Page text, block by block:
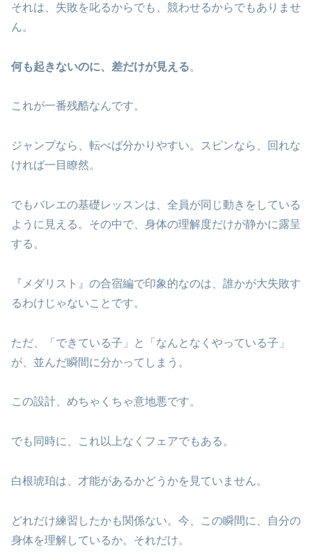
それは、失敗を叱るからでも、競わせるからでもありませ
ん。
何も起きないのに、差だけが見える。
これが一番残酷なんです。
ジャンプなら、転べば分かりやすい。スピンなら、回れな
ければ一目瞭然。
でもバレエの基礎レッスンは、全員が同じ動きをしている
ように見える。その中で、身体の理解度だけが静かに露呈
する。
『メダリスト』の合宿編で印象的なのは、誰かが大失敗す
るわけじゃないことです。
ただ、「できている子」と「なんとなくやっている子」
が、並んだ瞬間に分かってしまう。
この設計、めちゃくちゃ意地悪です。
でも同時に、これ以上なくフェアでもある。
白根琥珀は、才能があるかどうかを見ていません。
どれだけ練習したかも関係ない。今、この瞬間に、自分の
身体を理解しているか。それだけ。